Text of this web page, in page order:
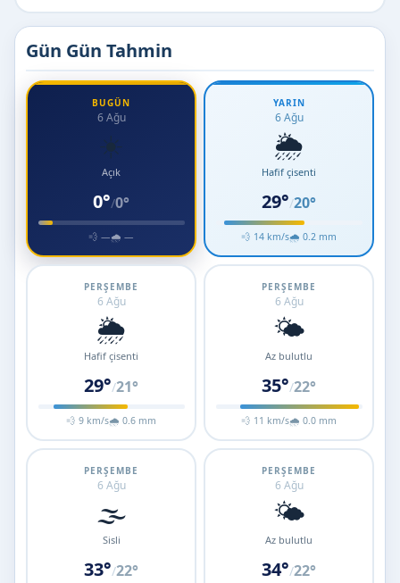
Gün Gün Tahmin
BUGÜN
6 Ağu
☀️
Açık
0°/0°
💨 —🌧 —
YARIN
6 Ağu
🌦️
Hafif çisenti
29°/20°
💨 14 km/s🌧 0.2 mm
PERŞEMBE
6 Ağu
🌦️
Hafif çisenti
29°/21°
💨 9 km/s🌧 0.6 mm
PERŞEMBE
6 Ağu
🌤️
Az bulutlu
35°/22°
💨 11 km/s🌧 0.0 mm
PERŞEMBE
6 Ağu
🌫️
Sisli
33°/22°
PERŞEMBE
6 Ağu
🌤️
Az bulutlu
34°/22°